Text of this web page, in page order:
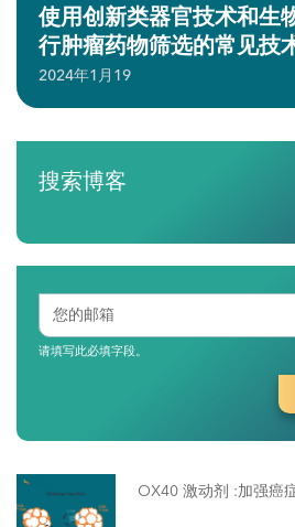
使用创新类器官技术和生
行肿瘤药物筛选的常见技
2024年1月19
搜索博客
请填写此必填字段。
OX40 激动剂 :加强癌